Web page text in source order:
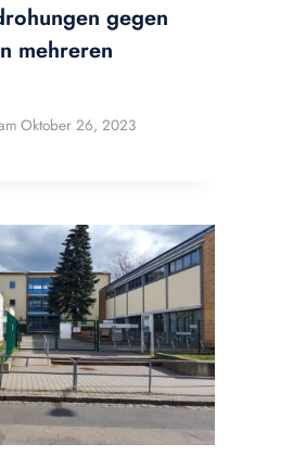
gegen
mehreren
Oktober 26, 2023